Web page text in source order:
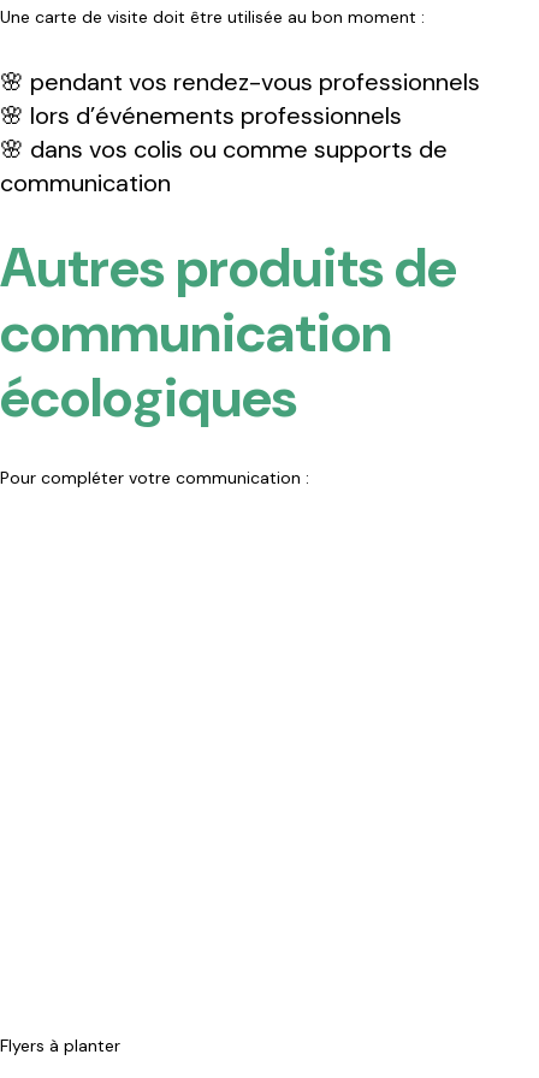
Une carte de visite doit être utilisée au bon moment :
🌸 pendant vos rendez-vous professionnels
🌸 lors d’événements professionnels
🌸 dans vos colis ou comme supports de
communication
Autres produits de
communication
écologiques
Pour compléter votre communication :
Flyers à planter